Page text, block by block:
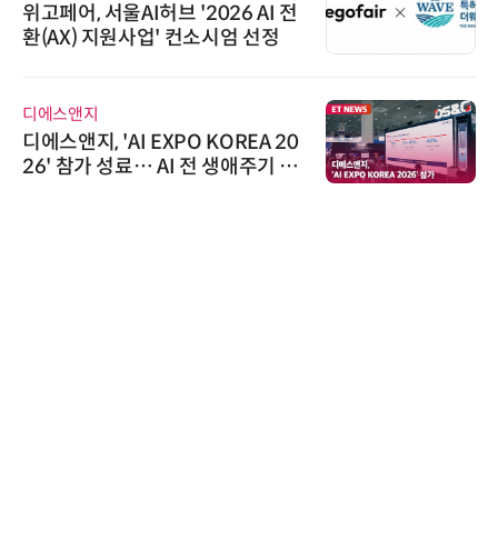
위고페어, 서울AI허브 '2026 AI 전
환(AX) 지원사업' 컨소시엄 선정
디에스앤지
디에스앤지, 'AI EXPO KOREA 20
26' 참가 성료… AI 전 생애주기 아